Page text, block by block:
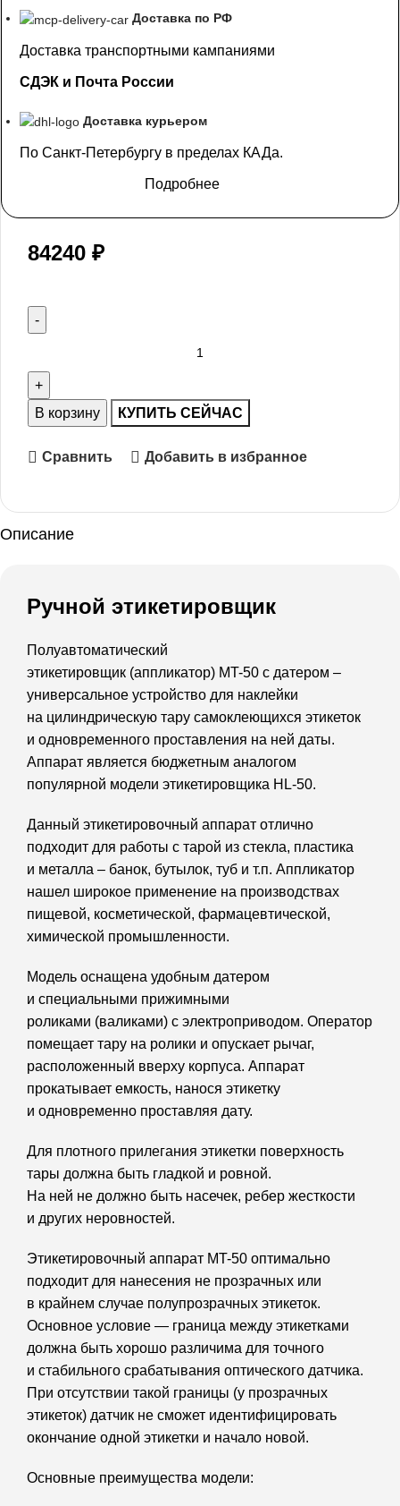
Доставка по РФ
Доставка транспортными кампаниями
СДЭК и Почта России
Доставка курьером
По Санкт-Петербургу в пределах КАДа.
Подробнее
84240 ₽
В корзину КУПИТЬ СЕЙЧАС
Сравнить Добавить в избранное
Описание
Ручной этикетировщик
Полуавтоматический
этикетировщик (аппликатор) MT-50 с датером –
универсальное устройство для наклейки
на цилиндрическую тару самоклеющихся этикеток
и одновременного проставления на ней даты.
Аппарат является бюджетным аналогом
популярной модели этикетировщика HL-50.
Данный этикетировочный аппарат отлично
подходит для работы с тарой из стекла, пластика
и металла – банок, бутылок, туб и т.п. Аппликатор
нашел широкое применение на производствах
пищевой, косметической, фармацевтической,
химической промышленности.
Модель оснащена удобным датером
и специальными прижимными
роликами (валиками) с электроприводом. Оператор
помещает тару на ролики и опускает рычаг,
расположенный вверху корпуса. Аппарат
прокатывает емкость, нанося этикетку
и одновременно проставляя дату.
Для плотного прилегания этикетки поверхность
тары должна быть гладкой и ровной.
На ней не должно быть насечек, ребер жесткости
и других неровностей.
Этикетировочный аппарат MT-50 оптимально
подходит для нанесения не прозрачных или
в крайнем случае полупрозрачных этикеток.
Основное условие — граница между этикетками
должна быть хорошо различима для точного
и стабильного срабатывания оптического датчика.
При отсутствии такой границы (у прозрачных
этикеток) датчик не сможет идентифицировать
окончание одной этикетки и начало новой.
Основные преимущества модели: